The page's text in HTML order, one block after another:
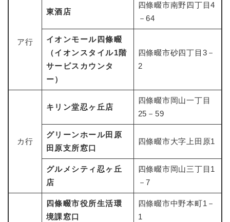
イベント・施設予約
防災・安全
防
災
の
ュ
ー
を
ひ
く
子育て・教育
子
て
教
メ
ニ
を
健
康
医
療
祉
ス
ポ
ツ
・
まちづくり・環境
ち
ア行
東酒店
四條畷市南野四丁目4
－64
イオンモール四條畷
（イオンスタイル1階
サービスカウンタ
ー）
四條畷市砂四丁目3－
2
カ行
キリン堂忍ヶ丘店
四條畷市岡山一丁目
25－59
グリーンホール田原
田原支所窓口
四條畷市大字上田原1
グルメシティ忍ヶ丘
店
四條畷市岡山三丁目1
－7
四條畷市役所生活環
境課窓口
四條畷市中野本町1－
1